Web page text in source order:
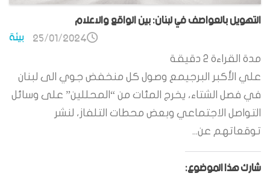
التهويل بالعواصف في لبنان: بين الواقع والاعلام
بيئة 25/01/2024
مدة القراءة 2 دقيقة
علي الأكبر البرجيمع وصول كل منخفض جوي الى لبنان
في فصل الشتاء، يخرج المئات من “المحللين” على وسائل
التواصل الاجتماعي وبعض محطات التلفاز، لنشر
توقعاتهم عن...
شارك هذا الموضوع: